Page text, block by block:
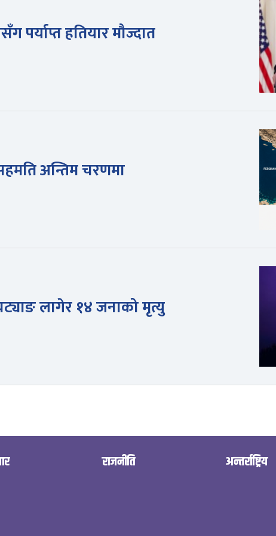
पर्याप्त हतियार मौज्दात
अन्तिम चरणमा
लागेर १४ जनाको मृत्यु
राजनीति अन्तर्राष्ट्रिय